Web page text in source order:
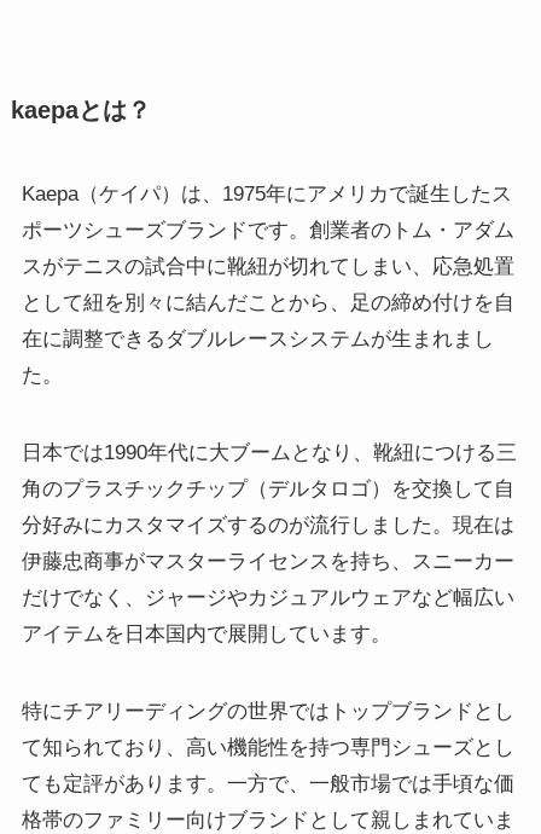
kaepaとは？
Kaepa（ケイパ）は、1975年にアメリカで誕生したス
ポーツシューズブランドです。創業者のトム・アダム
スがテニスの試合中に靴紐が切れてしまい、応急処置
として紐を別々に結んだことから、足の締め付けを自
在に調整できるダブルレースシステムが生まれまし
た。
日本では1990年代に大ブームとなり、靴紐につける三
角のプラスチックチップ（デルタロゴ）を交換して自
分好みにカスタマイズするのが流行しました。現在は
伊藤忠商事がマスターライセンスを持ち、スニーカー
だけでなく、ジャージやカジュアルウェアなど幅広い
アイテムを日本国内で展開しています。
特にチアリーディングの世界ではトップブランドとし
て知られており、高い機能性を持つ専門シューズとし
ても定評があります。一方で、一般市場では手頃な価
格帯のファミリー向けブランドとして親しまれていま